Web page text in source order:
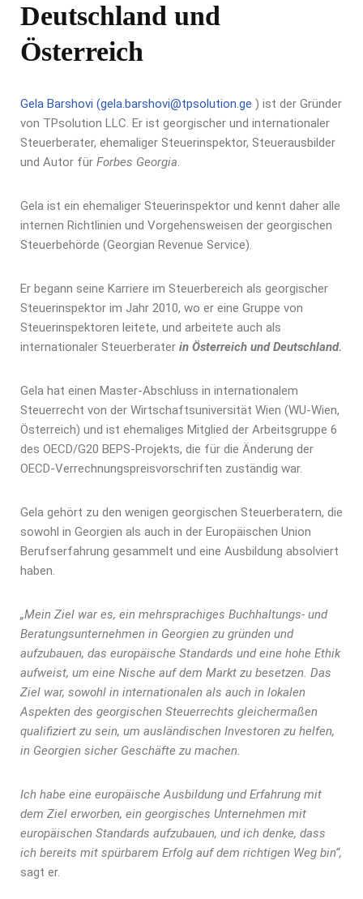
Deutschland und
Österreich
Gela Barshovi (gela.barshovi@tpsolution.ge ) ist der Gründer
von TPsolution LLC. Er ist georgischer und internationaler
Steuerberater, ehemaliger Steuerinspektor, Steuerausbilder
und Autor für Forbes Georgia.
Gela ist ein ehemaliger Steuerinspektor und kennt daher alle
internen Richtlinien und Vorgehensweisen der georgischen
Steuerbehörde (Georgian Revenue Service).
Er begann seine Karriere im Steuerbereich als georgischer
Steuerinspektor im Jahr 2010, wo er eine Gruppe von
Steuerinspektoren leitete, und arbeitete auch als
internationaler Steuerberater in Österreich und Deutschland.
Gela hat einen Master-Abschluss in internationalem
Steuerrecht von der Wirtschaftsuniversität Wien (WU-Wien,
Österreich) und ist ehemaliges Mitglied der Arbeitsgruppe 6
des OECD/G20 BEPS-Projekts, die für die Änderung der
OECD-Verrechnungspreisvorschriften zuständig war.
Gela gehört zu den wenigen georgischen Steuerberatern, die
sowohl in Georgien als auch in der Europäischen Union
Berufserfahrung gesammelt und eine Ausbildung absolviert
haben.
„Mein Ziel war es, ein mehrsprachiges Buchhaltungs- und
Beratungsunternehmen in Georgien zu gründen und
aufzubauen, das europäische Standards und eine hohe Ethik
aufweist, um eine Nische auf dem Markt zu besetzen. Das
Ziel war, sowohl in internationalen als auch in lokalen
Aspekten des georgischen Steuerrechts gleichermaßen
qualifiziert zu sein, um ausländischen Investoren zu helfen,
in Georgien sicher Geschäfte zu machen.
Ich habe eine europäische Ausbildung und Erfahrung mit
dem Ziel erworben, ein georgisches Unternehmen mit
europäischen Standards aufzubauen, und ich denke, dass
ich bereits mit spürbarem Erfolg auf dem richtigen Weg bin“,
sagt er.